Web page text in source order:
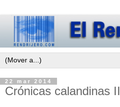
22 mar 2014
Crónicas calandinas II